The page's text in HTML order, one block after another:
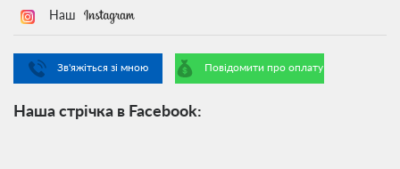
Наш
Зв'яжіться зі мною Повідомити про оплату
Наша стрічка в Facebook: